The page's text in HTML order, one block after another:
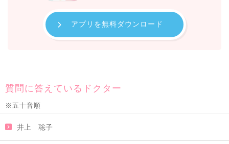
アプリを無料ダウンロード
質問に答えているドクター
※五十音順
井上 聡子